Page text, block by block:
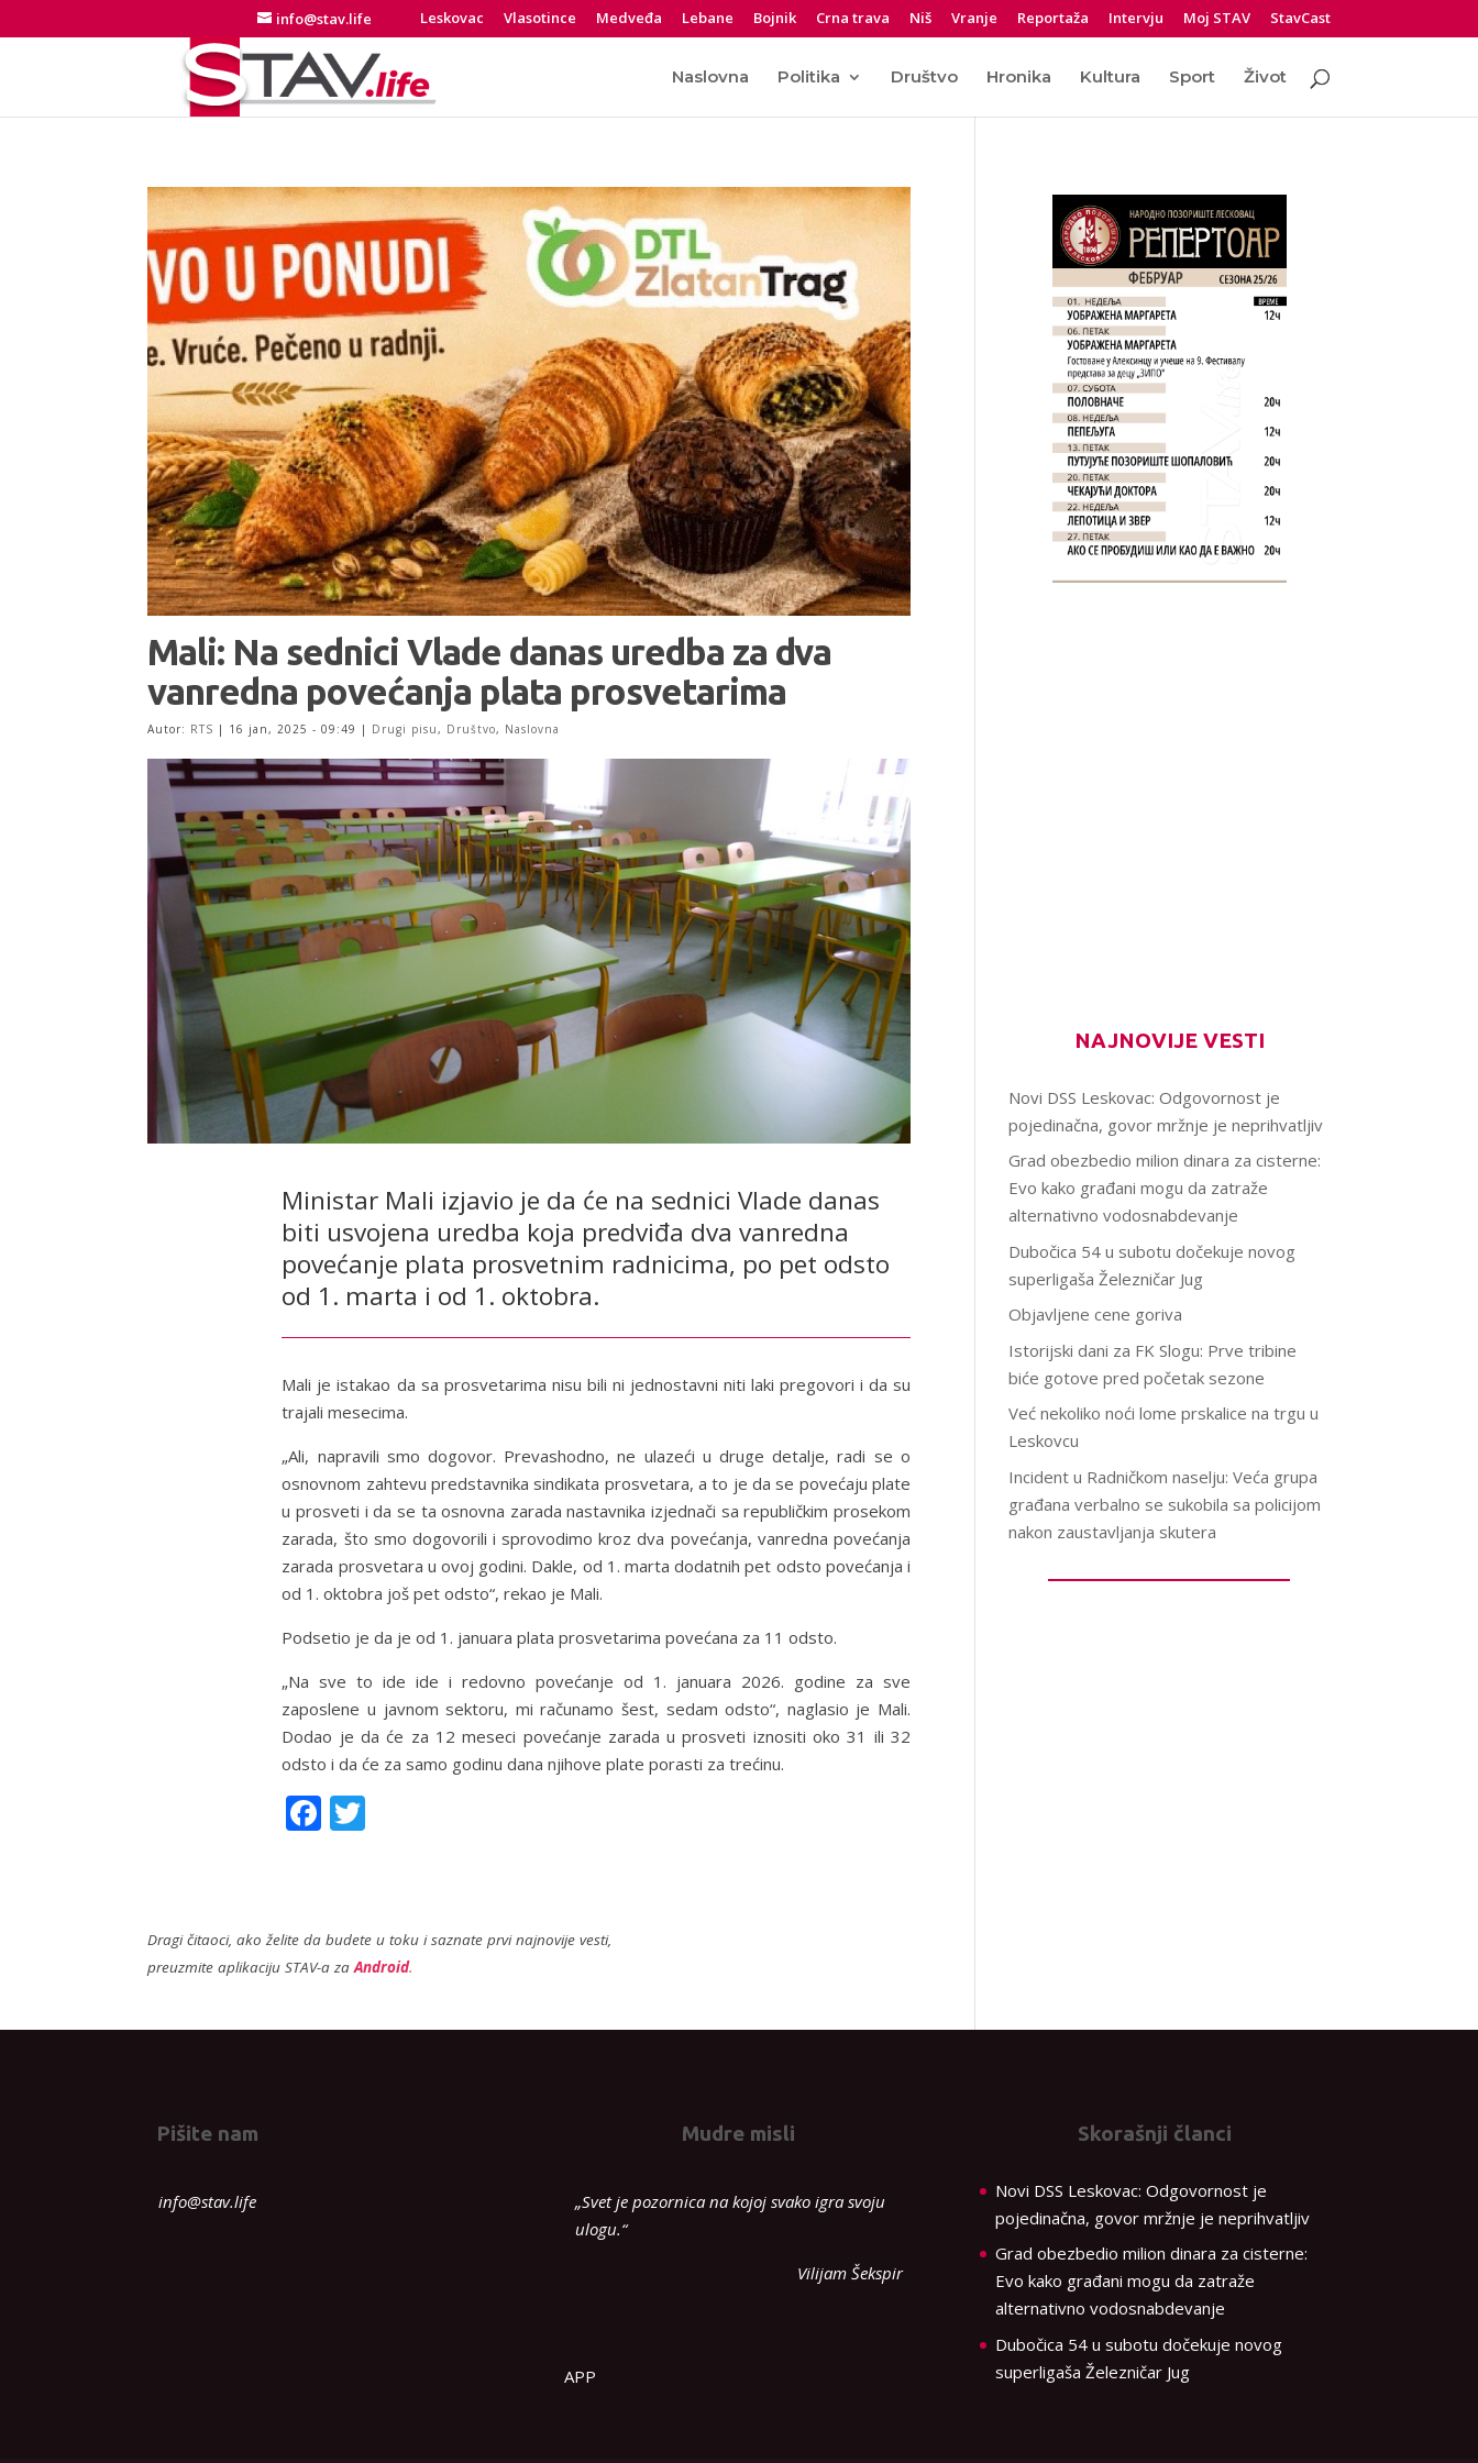
info@stav.life Leskovac Vlasotince Medveđa Lebane Bojnik Crna trava Niš Vranje Reportaža Intervju Moj STAV StavCast
Naslovna Politika Društvo Hronika Kultura Sport Život
Mali: Na sednici Vlade danas uredba za dva
vanredna povećanja plata prosvetarima
Autor: RTS | 16 jan, 2025 - 09:49 | Drugi pisu, Društvo, Naslovna
Ministar Mali izjavio je da će na sednici Vlade danas
biti usvojena uredba koja predviđa dva vanredna
povećanje plata prosvetnim radnicima, po pet odsto
od 1. marta i od 1. oktobra.
Mali je istakao da sa prosvetarima nisu bili ni jednostavni niti laki pregovori i da su
trajali mesecima.
„Ali, napravili smo dogovor. Prevashodno, ne ulazeći u druge detalje, radi se o
osnovnom zahtevu predstavnika sindikata prosvetara, a to je da se povećaju plate
u prosveti i da se ta osnovna zarada nastavnika izjednači sa republičkim prosekom
zarada, što smo dogovorili i sprovodimo kroz dva povećanja, vanredna povećanja
zarada prosvetara u ovoj godini. Dakle, od 1. marta dodatnih pet odsto povećanja i
od 1. oktobra još pet odsto“, rekao je Mali.
Podsetio je da je od 1. januara plata prosvetarima povećana za 11 odsto.
„Na sve to ide ide i redovno povećanje od 1. januara 2026. godine za sve
zaposlene u javnom sektoru, mi računamo šest, sedam odsto“, naglasio je Mali.
Dodao je da će za 12 meseci povećanje zarada u prosveti iznositi oko 31 ili 32
odsto i da će za samo godinu dana njihove plate porasti za trećinu.
F
o
o
k
Dragi čitaoci, ako želite da budete u toku i saznate prvi najnovije vesti,
preuzmite aplikaciju STAV-a zaAndroid.
NAJNOVIJE VESTI
Novi DSS Leskovac: Odgovornost je
pojedinačna, govor mržnje je neprihvatljiv
Grad obezbedio milion dinara za cisterne:
Evo kako građani mogu da zatraže
alternativno vodosnabdevanje
Dubočica 54 u subotu dočekuje novog
superligaša Železničar Jug
Objavljene cene goriva
Istorijski dani za FK Slogu: Prve tribine
biće gotove pred početak sezone
Već nekoliko noći lome prskalice na trgu u
Leskovcu
Incident u Radničkom naselju: Veća grupa
građana verbalno se sukobila sa policijom
nakon zaustavljanja skutera
Pišite nam
info@stav.life
Mudre misli
„Svet je pozornica na kojoj svako igra svoju
ulogu.“
Vilijam Šekspir
APP
Skorašnji članci
Novi DSS Leskovac: Odgovornost je
pojedinačna, govor mržnje je neprihvatljiv
Grad obezbedio milion dinara za cisterne:
Evo kako građani mogu da zatraže
alternativno vodosnabdevanje
Dubočica 54 u subotu dočekuje novog
superligaša Železničar Jug